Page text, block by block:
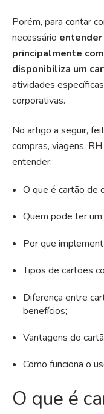
Porém, para contar
necessário
principalmente
disponibiliza um
atividades
corporativas.
No artigo a seguir,
compras, viagens,
entender:
O que é cartão de
Quem pode ter um;
Por que
Tipos de cartões
Diferença entre
benefícios;
Vantagens do
Como funciona o
O que é